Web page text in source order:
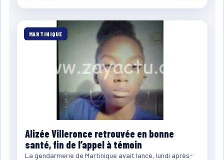
MARTINIQUE
Alizée Villeronce retrouvée en bonne
santé, fin de l’appel à témoin
La gendarmerie de Martinique avait lancé, lundi après-